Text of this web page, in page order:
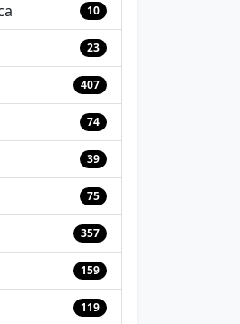
10
23
407
74
39
75
357
159
119